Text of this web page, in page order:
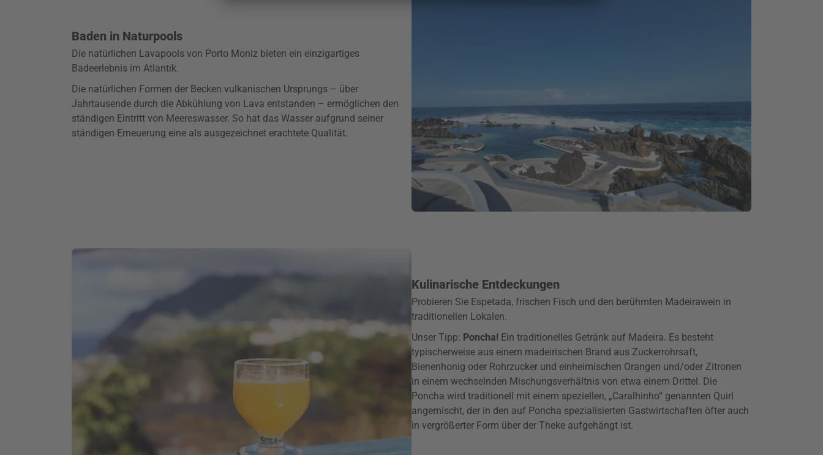
Baden in Naturpools
Die natürlichen Lavapools von Porto Moniz bieten ein einzigartiges
Badeerlebnis im Atlantik.
Die natürlichen Formen der Becken vulkanischen Ursprungs – über
Jahrtausende durch die Abkühlung von Lava entstanden – ermöglichen den
ständigen Eintritt von Meereswasser. So hat das Wasser aufgrund seiner
ständigen Erneuerung eine als ausgezeichnet erachtete Qualität.
Kulinarische Entdeckungen
Probieren Sie Espetada, frischen Fisch und den berühmten Madeirawein in
traditionellen Lokalen.
Unser Tipp: Poncha! Ein traditionelles Getränk auf Madeira. Es besteht
typischerweise aus einem madeirischen Brand aus Zuckerrohrsaft,
Bienenhonig oder Rohrzucker und einheimischen Orangen und/oder Zitronen
in einem wechselnden Mischungsverhältnis von etwa einem Drittel. Die
Poncha wird traditionell mit einem speziellen, „Caralhinho“ genannten Quirl
angemischt, der in den auf Poncha spezialisierten Gastwirtschaften öfter auch
in vergrößerter Form über der Theke aufgehängt ist.